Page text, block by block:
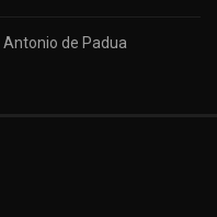
de Padua